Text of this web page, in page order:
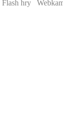
Flash hry